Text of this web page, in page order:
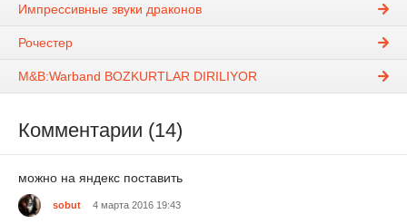
Импрессивные звуки драконов
Рочестер
M&B:Warband BOZKURTLAR DIRILIYOR
Комментарии (14)
можно на яндекс поставить
sobut 4 марта 2016 19:43